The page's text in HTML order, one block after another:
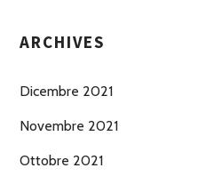
ARCHIVES
Dicembre 2021
Novembre 2021
Ottobre 2021